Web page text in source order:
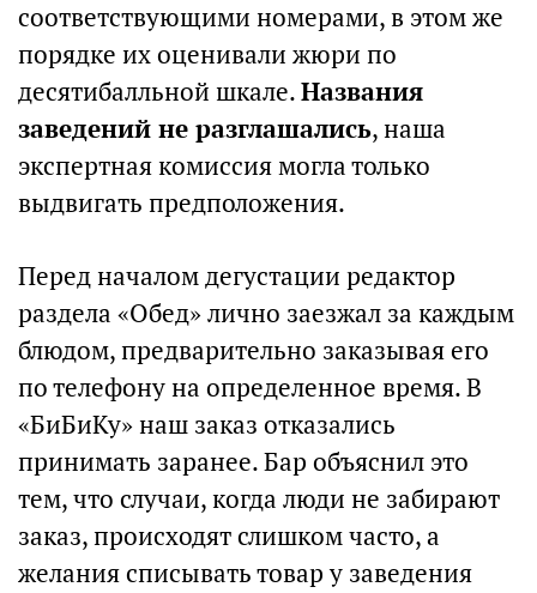
соответствующими номерами, в этом же
порядке их оценивали жюри по
десятибалльной шкале.Названия
заведений не разглашались, наша
экспертная комиссия могла только
выдвигать предположения.
Перед началом дегустации редактор
раздела «Обед» лично заезжал за каждым
блюдом, предварительно заказывая его
по телефону на определенное время. В
«БиБиКу» наш заказ отказались
принимать заранее. Бар объяснил это
тем, что случаи, когда люди не забирают
заказ, происходят слишком часто, а
желания списывать товар у заведения